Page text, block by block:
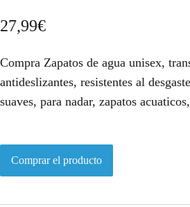
27,99€
Compra Zapatos de agua unisex,
antideslizantes, resistentes al
suaves, para nadar, zapatos
Comprar el producto